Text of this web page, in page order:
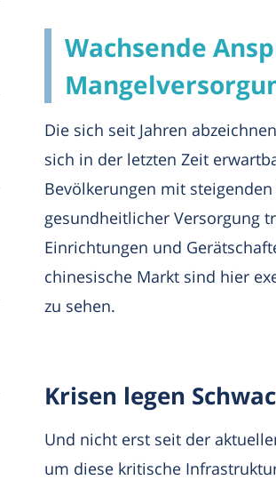
Wachsende
Die sich seit Jahren
sich in der letzten Zeit
Bevölkerungen mit
gesundheitlicher Versorgung
Einrichtungen und
chinesische Markt sind hier
zu sehen.
Krisen legen
Und nicht erst seit der
um diese kritische